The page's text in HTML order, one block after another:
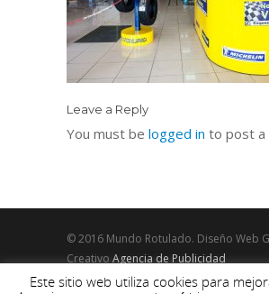
Leave a Reply
You must be logged in to post a
© 2016 Mundo Rotulado. Diseño Web
Creativo Agencia de Publicidad
Este sitio web utiliza cookies para